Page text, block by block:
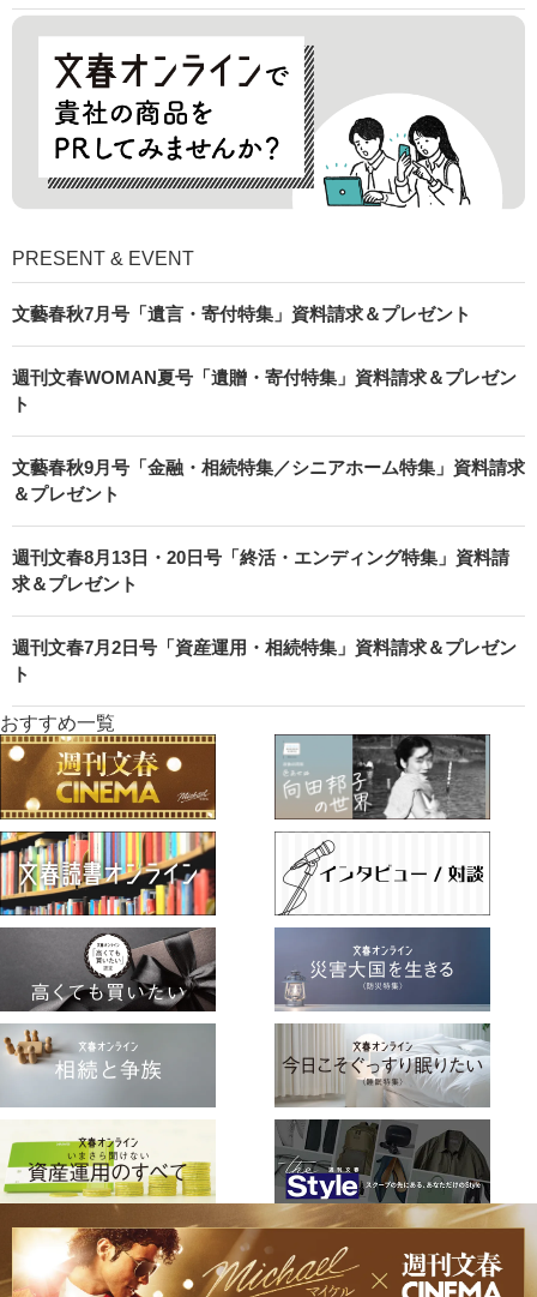
PRESENT & EVENT
文藝春秋7月号「遺言・寄付特集」資料請求＆プレゼント
週刊文春WOMAN夏号「遺贈・寄付特集」資料請求＆プレゼン
ト
文藝春秋9月号「金融・相続特集／シニアホーム特集」資料請求
＆プレゼント
週刊文春8月13日・20日号「終活・エンディング特集」資料請
求＆プレゼント
週刊文春7月2日号「資産運用・相続特集」資料請求＆プレゼン
ト
おすすめ一覧